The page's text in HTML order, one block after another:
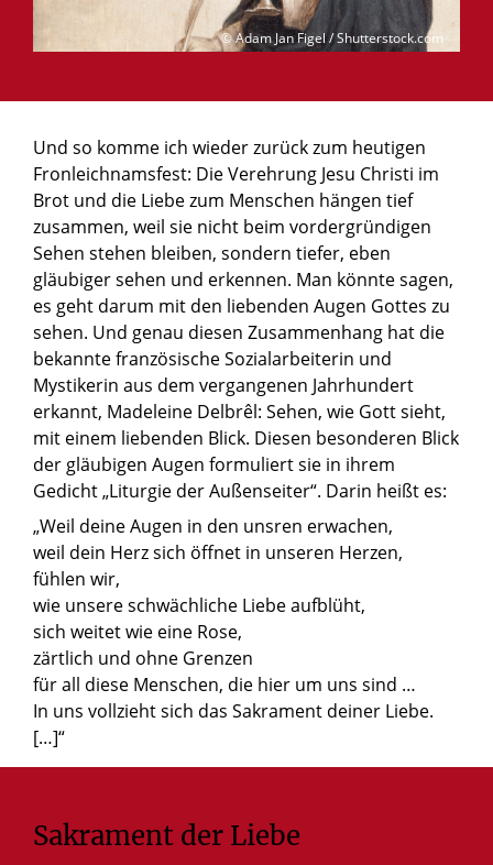
© Adam Jan Figel / Shutterstock.com
Und so komme ich wieder zurück zum heutigen
Fronleichnamsfest: Die Verehrung Jesu Christi im
Brot und die Liebe zum Menschen hängen tief
zusammen, weil sie nicht beim vordergründigen
Sehen stehen bleiben, sondern tiefer, eben
gläubiger sehen und erkennen. Man könnte sagen,
es geht darum mit den liebenden Augen Gottes zu
sehen. Und genau diesen Zusammenhang hat die
bekannte französische Sozialarbeiterin und
Mystikerin aus dem vergangenen Jahrhundert
erkannt, Madeleine Delbrêl: Sehen, wie Gott sieht,
mit einem liebenden Blick. Diesen besonderen Blick
der gläubigen Augen formuliert sie in ihrem
Gedicht „Liturgie der Außenseiter“. Darin heißt es:
„Weil deine Augen in den unsren erwachen,
weil dein Herz sich öffnet in unseren Herzen,
fühlen wir,
wie unsere schwächliche Liebe aufblüht,
sich weitet wie eine Rose,
zärtlich und ohne Grenzen
für all diese Menschen, die hier um uns sind …
In uns vollzieht sich das Sakrament deiner Liebe.
[…]“
Sakrament der Liebe